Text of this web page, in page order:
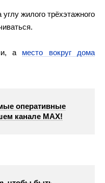
жилого трёхэтажного
а место вокруг дома
оперативные
канале МАХ!